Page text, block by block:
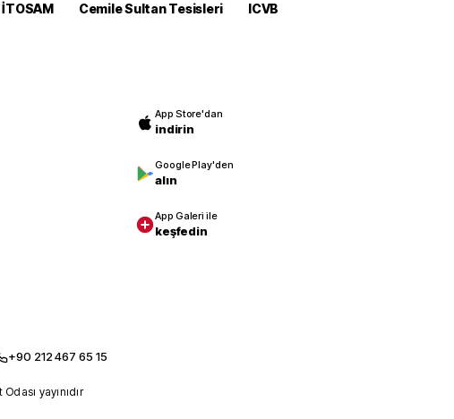
İTOSAM Cemile Sultan Tesisleri
ICVB
App Store'dan
indirin
Google Play'den
alın
App Galeri ile
keşfedin
+90 212 467 65 15
yayınıdır